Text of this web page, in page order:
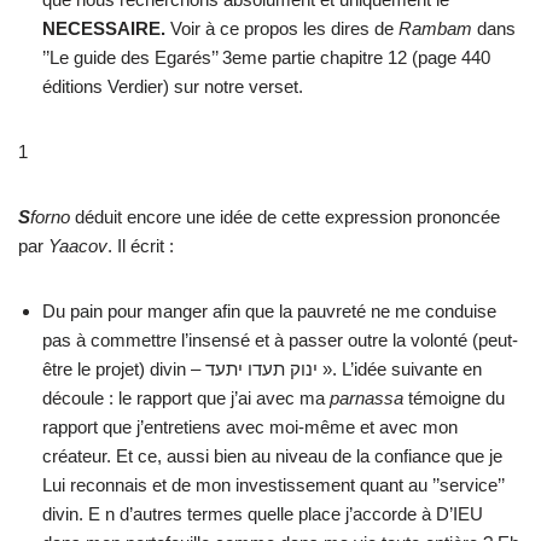
NECESSAIRE. Voir à ce propos les dires de Rambam dans
’’Le guide des Egarés’’ 3eme partie chapitre 12 (page 440
éditions Verdier) sur notre verset.
1
Sforno déduit encore une idée de cette expression prononcée
par Yaacov. Il écrit :
Du pain pour manger afin que la pauvreté ne me conduise
pas à commettre l’insensé et à passer outre la volonté (peut-
être le projet) divin – ינוק תעדו יתעד ». L’idée suivante en
découle : le rapport que j’ai avec ma parnassa témoigne du
rapport que j’entretiens avec moi-même et avec mon
créateur. Et ce, aussi bien au niveau de la confiance que je
Lui reconnais et de mon investissement quant au ’’service’’
divin. E n d’autres termes quelle place j’accorde à D’IEU